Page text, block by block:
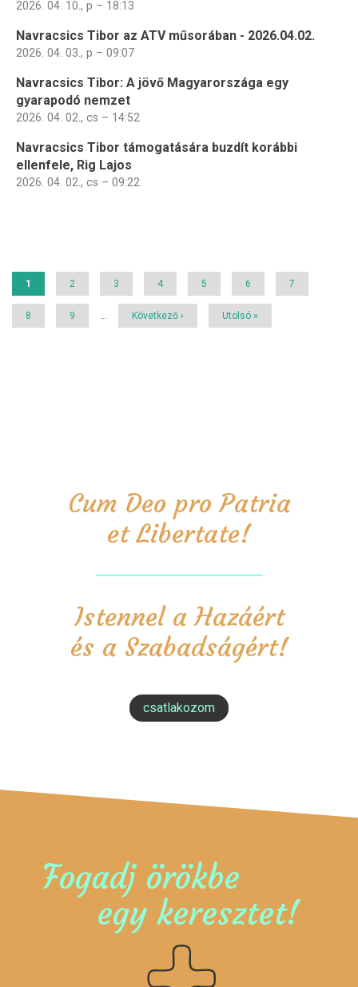
2026. 04. 10., p – 18:13
Navracsics Tibor az ATV műsorában - 2026.04.02.
2026. 04. 03., p – 09:07
Navracsics Tibor: A jövő Magyarországa egy
gyarapodó nemzet
2026. 04. 02., cs – 14:52
Navracsics Tibor támogatására buzdít korábbi
ellenfele, Rig Lajos
2026. 04. 02., cs – 09:22
Jelenlegi
1 Page
2 Page
3 Page
4 Page
5 Page
6 Page
7
Page
8 Page
9
Következő
Következő ›
Utolsó
Utolsó »
Cum Deo pro Patria
et Libertate!
Istennel a Hazáért
és a Szabadságért!
csatlakozom
Fogadj örökbe
egy keresztet!